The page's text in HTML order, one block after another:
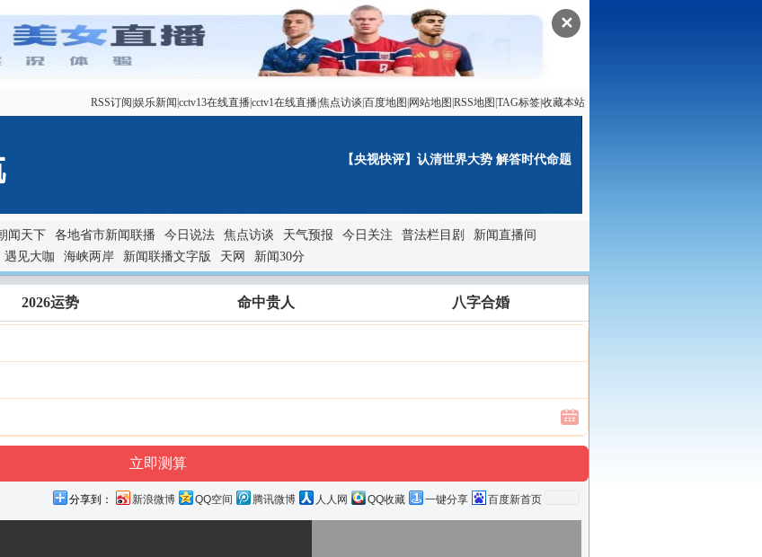
✕
RSS订阅 娱乐新闻 cctv13在线直播cctv1在线直播焦点访谈 百度地图 网站地图 RSS地图 TAG标签收藏本站
【央视快评】认清世界大势 解答时代命题
闻天下 各地省市新闻联播 今日说法 焦点访谈 天气预报 今日关注 普法栏目剧
新闻直播间
遇见大咖 海峡两岸 新闻联播文字版 天网 新闻30分
2026运势 命中贵人 八字合婚
分享到： 新浪微博 QQ空间 腾讯微博 人人网 QQ收藏 一键分享 百度新首页